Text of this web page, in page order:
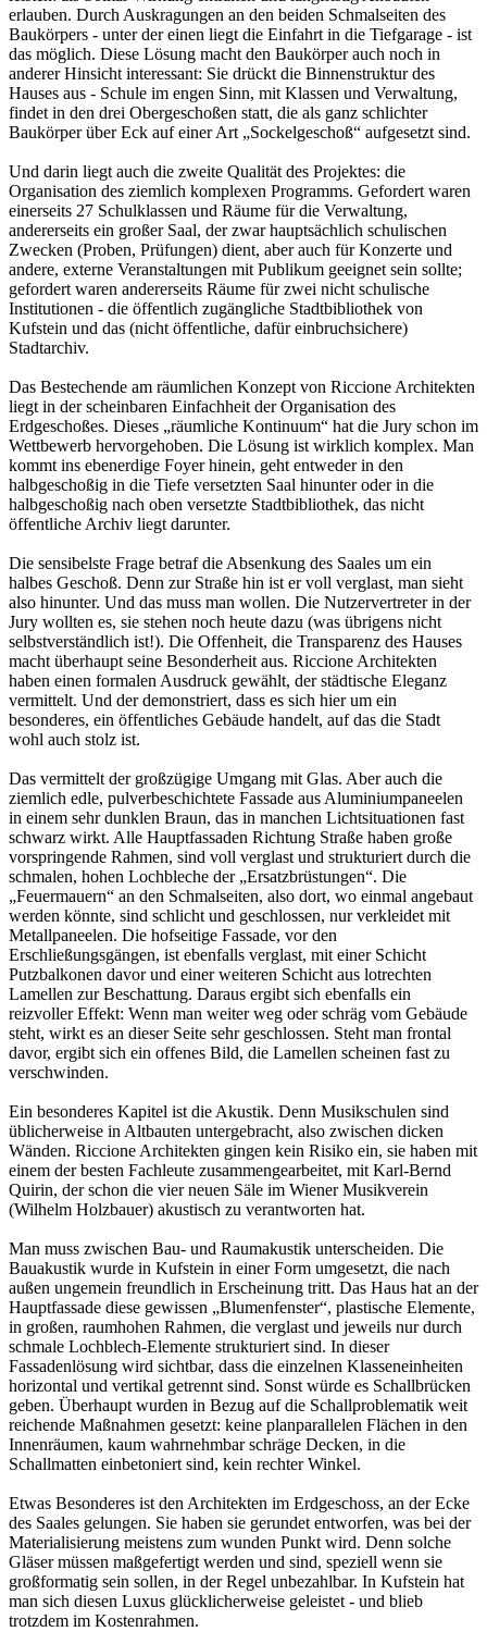
erlauben. Durch Auskragungen an den beiden Schmalseiten des
Baukörpers - unter der einen liegt die Einfahrt in die Tiefgarage - ist
das möglich. Diese Lösung macht den Baukörper auch noch in
anderer Hinsicht interessant: Sie drückt die Binnenstruktur des
Hauses aus - Schule im engen Sinn, mit Klassen und Verwaltung,
findet in den drei Obergeschoßen statt, die als ganz schlichter
Baukörper über Eck auf einer Art „Sockelgeschoß“ aufgesetzt sind.
Und darin liegt auch die zweite Qualität des Projektes: die
Organisation des ziemlich komplexen Programms. Gefordert waren
einerseits 27 Schulklassen und Räume für die Verwaltung,
andererseits ein großer Saal, der zwar hauptsächlich schulischen
Zwecken (Proben, Prüfungen) dient, aber auch für Konzerte und
andere, externe Veranstaltungen mit Publikum geeignet sein sollte;
gefordert waren andererseits Räume für zwei nicht schulische
Institutionen - die öffentlich zugängliche Stadtbibliothek von
Kufstein und das (nicht öffentliche, dafür einbruchsichere)
Stadtarchiv.
Das Bestechende am räumlichen Konzept von Riccione Architekten
liegt in der scheinbaren Einfachheit der Organisation des
Erdgeschoßes. Dieses „räumliche Kontinuum“ hat die Jury schon im
Wettbewerb hervorgehoben. Die Lösung ist wirklich komplex. Man
kommt ins ebenerdige Foyer hinein, geht entweder in den
halbgeschoßig in die Tiefe versetzten Saal hinunter oder in die
halbgeschoßig nach oben versetzte Stadtbibliothek, das nicht
öffentliche Archiv liegt darunter.
Die sensibelste Frage betraf die Absenkung des Saales um ein
halbes Geschoß. Denn zur Straße hin ist er voll verglast, man sieht
also hinunter. Und das muss man wollen. Die Nutzervertreter in der
Jury wollten es, sie stehen noch heute dazu (was übrigens nicht
selbstverständlich ist!). Die Offenheit, die Transparenz des Hauses
macht überhaupt seine Besonderheit aus. Riccione Architekten
haben einen formalen Ausdruck gewählt, der städtische Eleganz
vermittelt. Und der demonstriert, dass es sich hier um ein
besonderes, ein öffentliches Gebäude handelt, auf das die Stadt
wohl auch stolz ist.
Das vermittelt der großzügige Umgang mit Glas. Aber auch die
ziemlich edle, pulverbeschichtete Fassade aus Aluminiumpaneelen
in einem sehr dunklen Braun, das in manchen Lichtsituationen fast
schwarz wirkt. Alle Hauptfassaden Richtung Straße haben große
vorspringende Rahmen, sind voll verglast und strukturiert durch die
schmalen, hohen Lochbleche der „Ersatzbrüstungen“. Die
„Feuermauern“ an den Schmalseiten, also dort, wo einmal angebaut
werden könnte, sind schlicht und geschlossen, nur verkleidet mit
Metallpaneelen. Die hofseitige Fassade, vor den
Erschließungsgängen, ist ebenfalls verglast, mit einer Schicht
Putzbalkonen davor und einer weiteren Schicht aus lotrechten
Lamellen zur Beschattung. Daraus ergibt sich ebenfalls ein
reizvoller Effekt: Wenn man weiter weg oder schräg vom Gebäude
steht, wirkt es an dieser Seite sehr geschlossen. Steht man frontal
davor, ergibt sich ein offenes Bild, die Lamellen scheinen fast zu
verschwinden.
Ein besonderes Kapitel ist die Akustik. Denn Musikschulen sind
üblicherweise in Altbauten untergebracht, also zwischen dicken
Wänden. Riccione Architekten gingen kein Risiko ein, sie haben mit
einem der besten Fachleute zusammengearbeitet, mit Karl-Bernd
Quirin, der schon die vier neuen Säle im Wiener Musikverein
(Wilhelm Holzbauer) akustisch zu verantworten hat.
Man muss zwischen Bau- und Raumakustik unterscheiden. Die
Bauakustik wurde in Kufstein in einer Form umgesetzt, die nach
außen ungemein freundlich in Erscheinung tritt. Das Haus hat an der
Hauptfassade diese gewissen „Blumenfenster“, plastische Elemente,
in großen, raumhohen Rahmen, die verglast und jeweils nur durch
schmale Lochblech-Elemente strukturiert sind. In dieser
Fassadenlösung wird sichtbar, dass die einzelnen Klasseneinheiten
horizontal und vertikal getrennt sind. Sonst würde es Schallbrücken
geben. Überhaupt wurden in Bezug auf die Schallproblematik weit
reichende Maßnahmen gesetzt: keine planparallelen Flächen in den
Innenräumen, kaum wahrnehmbar schräge Decken, in die
Schallmatten einbetoniert sind, kein rechter Winkel.
Etwas Besonderes ist den Architekten im Erdgeschoss, an der Ecke
des Saales gelungen. Sie haben sie gerundet entworfen, was bei der
Materialisierung meistens zum wunden Punkt wird. Denn solche
Gläser müssen maßgefertigt werden und sind, speziell wenn sie
großformatig sein sollen, in der Regel unbezahlbar. In Kufstein hat
man sich diesen Luxus glücklicherweise geleistet - und blieb
trotzdem im Kostenrahmen.